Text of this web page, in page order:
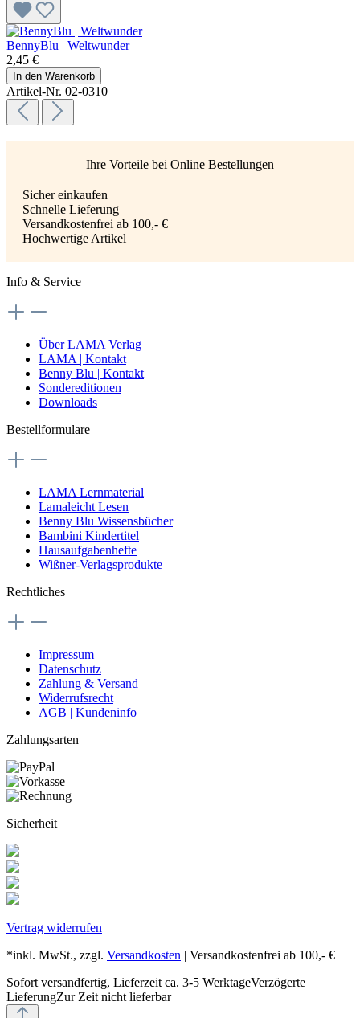
BennyBlu | Weltwunder
2,45 €
In den Warenkorb
Artikel-Nr. 02-0310
Ihre Vorteile bei Online Bestellungen
Sicher einkaufen
Schnelle Lieferung
Versandkostenfrei ab 100,- €
Hochwertige Artikel
Info & Service
Über LAMA Verlag
LAMA | Kontakt
Benny Blu | Kontakt
Sondereditionen
Downloads
Bestellformulare
LAMA Lernmaterial
Lamaleicht Lesen
Benny Blu Wissensbücher
Bambini Kindertitel
Hausaufgabenhefte
Wißner-Verlagsprodukte
Rechtliches
Impressum
Datenschutz
Zahlung & Versand
Widerrufsrecht
AGB | Kundeninfo
Zahlungsarten
Sicherheit
Vertrag widerrufen
*inkl. MwSt., zzgl. Versandkosten | Versandkostenfrei ab 100,- €
Sofort versandfertig, Lieferzeit ca. 3-5 WerktageVerzögerte
LieferungZur Zeit nicht lieferbar